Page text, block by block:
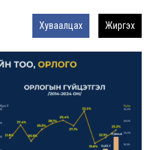
Хуваалцах Жиргэх